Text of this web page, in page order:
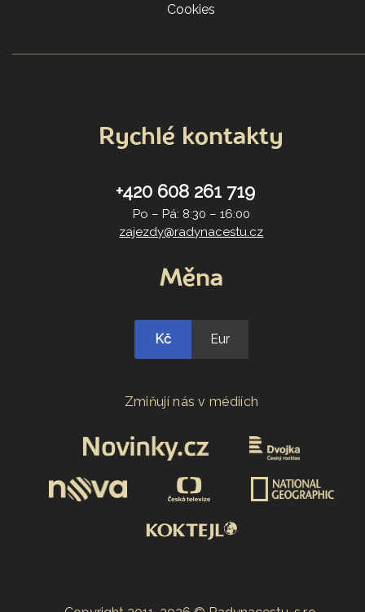
Cookies
Rychlé kontakty
+420 608 261 719
Po – Pá: 8:30 – 16:00
zajezdy@radynacestu.cz
Měna
Kč Eur
Zmiňují nás v médiích